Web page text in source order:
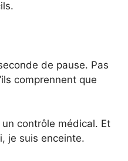
de pause. Pas
comprennent que
contrôle médical. Et
je suis enceinte.